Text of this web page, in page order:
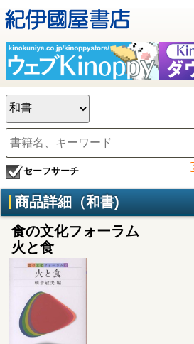
セーフサーチ
商品詳細（和書)
食の文化フォーラム
火と食